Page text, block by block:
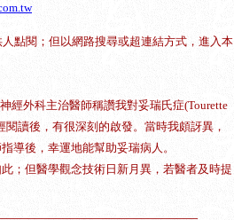
點閱；但以網路搜尋或超連結方式，進入本
經外科主治醫師稱讚我對妥瑞氏症(Tourette
讀後，有很深刻的啟發。 當時我頗訝異，
導後，幸運地能幫助妥瑞病人。
；但醫學觀念技術日新月異，若醫者及時提